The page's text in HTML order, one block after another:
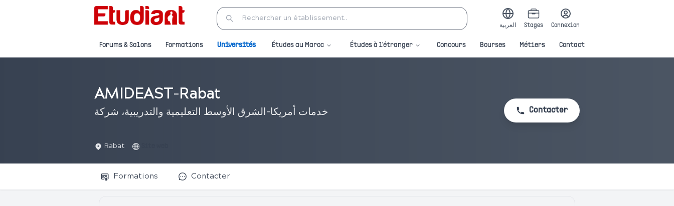
العربية Stages Connexion
Forums & Salons Formations Universités Études au Maroc Études à l'étranger Concours Bourses Métiers Contact
AMIDEAST-Rabat
خدمات أمريكا-الشرق الأوسط التعليمية والتدريبية، شركة
Rabat
Contacter
Formations Contacter